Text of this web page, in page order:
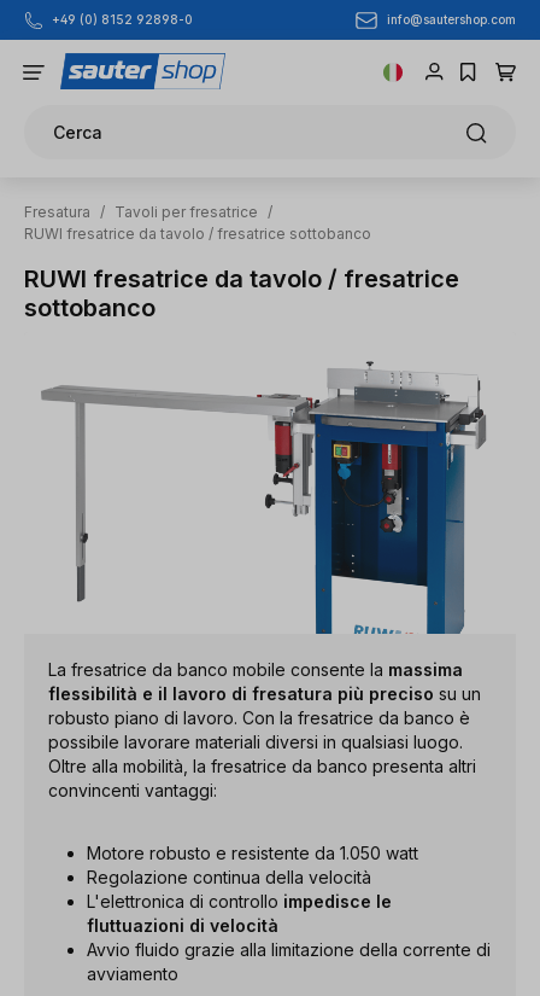
Passa al contenuto principale
+49 (0) 8152 92898-0 info@sautershop.com
Cerca
Fresatura / Tavoli per fresatrice
/
RUWI fresatrice da tavolo / fresatrice sottobanco
RUWI fresatrice da tavolo / fresatrice
sottobanco
La fresatrice da banco mobile consente la massima
flessibilità e il lavoro di fresatura più preciso su un
robusto piano di lavoro. Con la fresatrice da banco è
possibile lavorare materiali diversi in qualsiasi luogo.
Oltre alla mobilità, la fresatrice da banco presenta altri
convincenti vantaggi:
Motore robusto e resistente da 1.050 watt
Regolazione continua della velocità
L'elettronica di controllo impedisce le
fluttuazioni di velocità
Avvio fluido grazie alla limitazione della corrente di
avviamento